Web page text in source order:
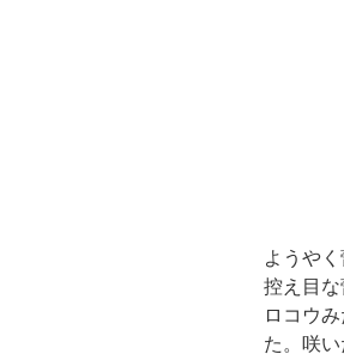
ようや
控え目
ロコウ
た。咲